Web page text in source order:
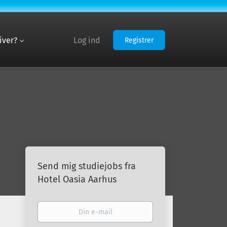
Log ind Registrer
Send mig studiejobs fra
Hotel Oasia Aarhus
Din